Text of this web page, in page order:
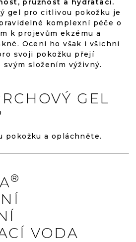
pružnost a hydrataci.
gel pro citlivou pokožku je
komplexní péče o
k projevům ekzému a
Ocení ho však i všichni
svoji pokožku přejí
složením výživný.
GEL
pokožku a opláchněte.
®
VODA